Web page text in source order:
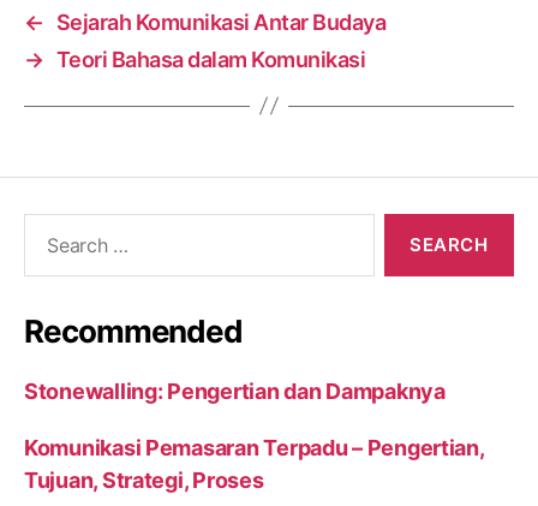
←
Sejarah Komunikasi Antar Budaya
→ Teori Bahasa dalam Komunikasi
Recommended
Stonewalling: Pengertian dan Dampaknya
Komunikasi Pemasaran Terpadu – Pengertian,
Tujuan, Strategi, Proses